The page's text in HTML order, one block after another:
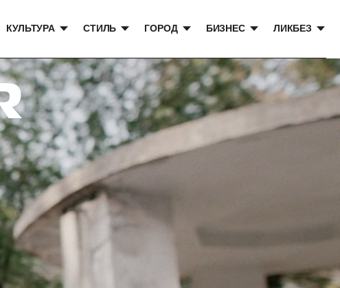
КУЛЬТУРА СТИЛЬ ГОРОД БИЗНЕС ЛИКБЕЗ